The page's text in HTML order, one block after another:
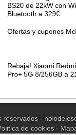
BS20 de 22kW con
Bluetooth a 329€
Ofertas y cupones
Rebaja! Xiaomi
Pro+ 5G 8/256GB a
reservados -
de cookies-